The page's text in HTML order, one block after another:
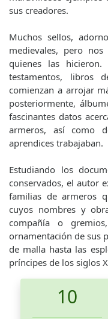
sus creadores.
Muchos sellos,
medievales, pero
quienes las
testamentos, libros
comienzan a arrojar
posteriormente,
fascinantes datos
armeros, así como
aprendices trabajaban.
Estudiando los
conservados, el autor
familias de armeros
cuyos nombres y
compañía o
ornamentación de sus
de malla hasta las
príncipes de los siglos
10